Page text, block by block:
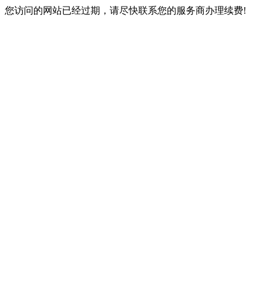
您访问的网站已经过期，请尽快联系您的服务商办理续费!